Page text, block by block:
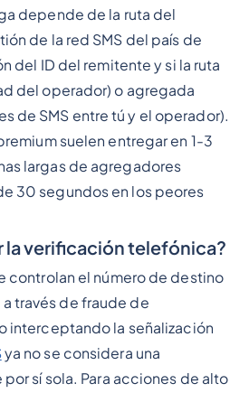
depende de la ruta del
de la red SMS del país de
del ID del remitente y si la ruta
del operador) o agregada
de SMS entre tú y el operador).
suelen entregar en 1-3
largas de agregadores
30 segundos en los peores
la verificación telefónica?
controlan el número de destino
través de fraude de
interceptando la señalización
ya no se considera una
sí sola. Para acciones de alto